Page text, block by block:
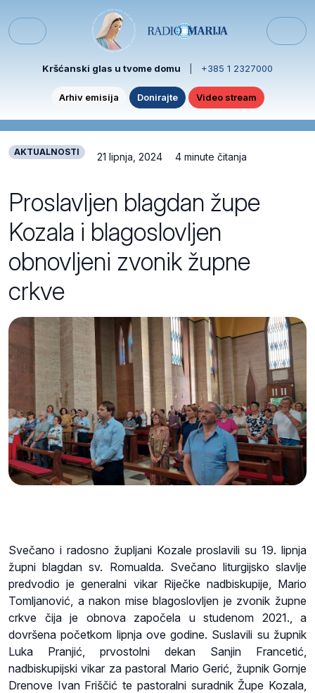
Menu
Kršćanski glas u tvome domu +385 1 2327000
Arhiv emisija Donirajte Video stream
AKTUALNOSTI 21 lipnja, 2024 4 minute čitanja
Proslavljen blagdan župe
Kozala i blagoslovljen
obnovljeni zvonik župne
crkve
Svečano i radosno župljani Kozale proslavili su 19. lipnja
župni blagdan sv. Romualda. Svečano liturgijsko slavlje
predvodio je generalni vikar Riječke nadbiskupije, Mario
Tomljanović, a nakon mise blagoslovljen je zvonik župne
crkve čija je obnova započela u studenom 2021., a
dovršena početkom lipnja ove godine. Suslavili su župnik
Luka Pranjić, prvostolni dekan Sanjin Francetić,
nadbiskupijski vikar za pastoral Mario Gerić, župnik Gornje
Drenove Ivan Friščić te pastoralni suradnik Župe Kozala,